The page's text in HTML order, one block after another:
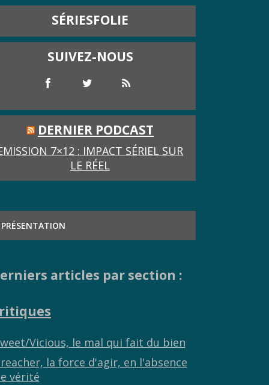
SÉRIESFOLIE
SUIVEZ-NOUS
DERNIER PODCAST
7×12 : IMPACT SÉRIEL SUR
LE RÉEL
PRÉSENTATION
articles par section :
Vicious, le mal qui fait du bien
la force d'agir, en l'absence
vérité